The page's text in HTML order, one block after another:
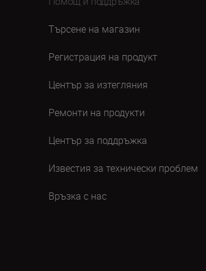
Търсене на магазин
Регистрация на продукт
Център за изтегляния
Ремонти на продукти
Център за поддръжка
Известия за технически проблем
Връзка с нас